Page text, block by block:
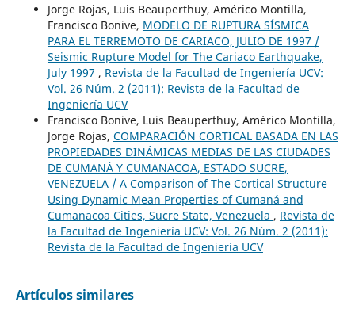
Jorge Rojas, Luis Beauperthuy, Américo Montilla,
Francisco Bonive, MODELO DE RUPTURA SÍSMICA
PARA EL TERREMOTO DE CARIACO, JULIO DE 1997 /
Seismic Rupture Model for The Cariaco Earthquake,
July 1997 , Revista de la Facultad de Ingeniería UCV:
Vol. 26 Núm. 2 (2011): Revista de la Facultad de
Ingeniería UCV
Francisco Bonive, Luis Beauperthuy, Américo Montilla,
Jorge Rojas, COMPARACIÓN CORTICAL BASADA EN LAS
PROPIEDADES DINÁMICAS MEDIAS DE LAS CIUDADES
DE CUMANÁ Y CUMANACOA, ESTADO SUCRE,
VENEZUELA / A Comparison of The Cortical Structure
Using Dynamic Mean Properties of Cumaná and
Cumanacoa Cities, Sucre State, Venezuela , Revista de
la Facultad de Ingeniería UCV: Vol. 26 Núm. 2 (2011):
Revista de la Facultad de Ingeniería UCV
Artículos similares